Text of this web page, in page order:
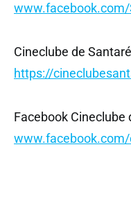
Cineclube de
https://
Facebook Cineclube